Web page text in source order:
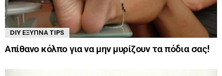
DIY ΈΞΥΠΝΑ TIPS
Απίθανο κόλπο για να μην μυρίζουν τα πόδια σας!